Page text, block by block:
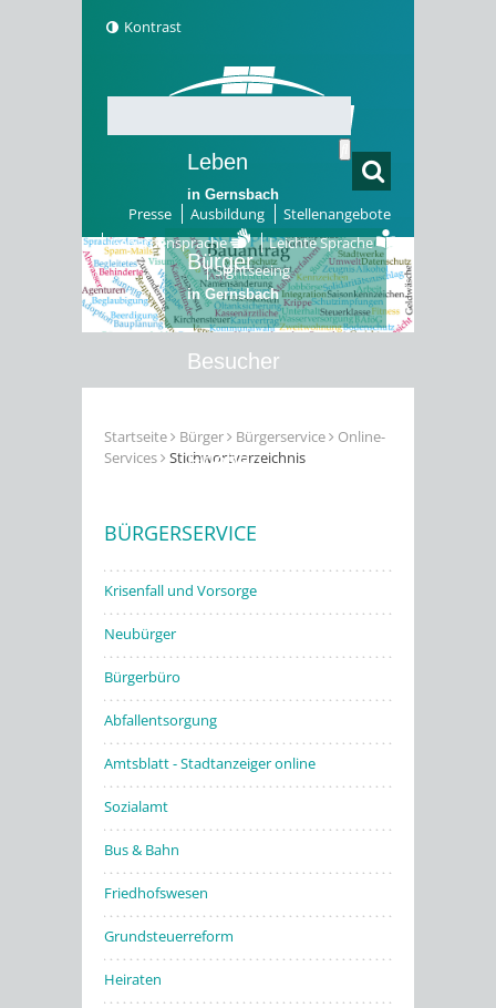
Kontrast
Presse Ausbildung
Stellenangebote
Gebärdensprache
Leichte Sprache
Sightseeing
Leben
in Gernsbach
Bürger
in Gernsbach
Besucher
Erleben
Startseite Bürger Bürgerservice
Online-
Services
Stichwortverzeichnis
BÜRGERSERVICE
Krisenfall und Vorsorge
Neubürger
Bürgerbüro
Abfallentsorgung
Amtsblatt - Stadtanzeiger online
Sozialamt
Bus & Bahn
Friedhofswesen
Grundsteuerreform
Heiraten